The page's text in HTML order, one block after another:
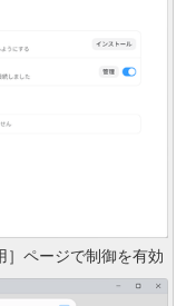
］ページで制御を有効